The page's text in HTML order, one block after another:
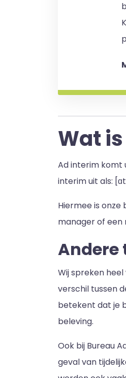
Wat
Ad interim komt
interim uit als:
Hiermee is
manager of een
Andere
Wij spreken
verschil tussen
betekent dat je
beleving.
Ook bij Bureau
geval van